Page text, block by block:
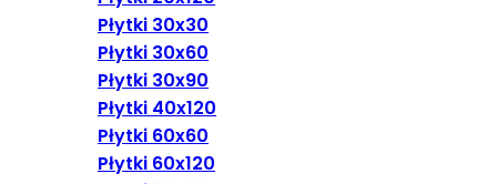
Płytki 30x30
Płytki 30x60
Płytki 30x90
Płytki 40x120
Płytki 60x60
Płytki 60x120